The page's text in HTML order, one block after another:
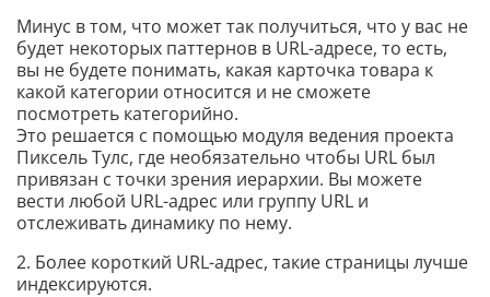
Минус в том, что может так получиться, что у вас не
будет некоторых паттернов в URL-адресе, то есть,
вы не будете понимать, какая карточка товара к
какой категории относится и не сможете
посмотреть категорийно.
Это решается с помощью модуля ведения проекта
Пиксель Тулс, где необязательно чтобы URL был
привязан с точки зрения иерархии. Вы можете
вести любой URL-адрес или группу URL и
отслеживать динамику по нему.
2. Более короткий URL-адрес, такие страницы лучше
индексируются.